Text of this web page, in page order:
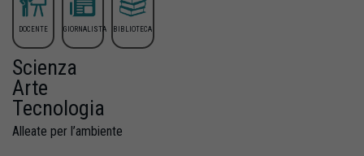
DOCENTE GIORNALISTA BIBLIOTECA
Scienza
Arte
Tecnologia
Alleate per l’ambiente